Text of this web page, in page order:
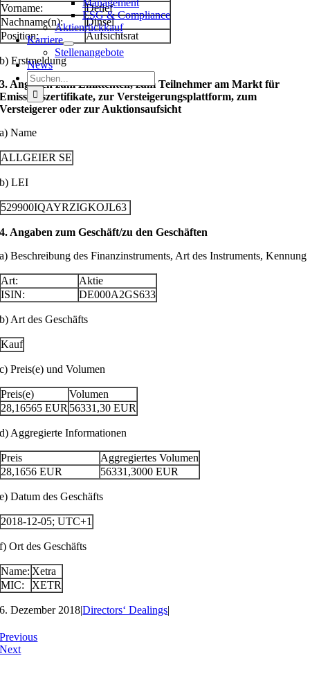
Management
ESG & Compliance
Aktienrückkauf
Karriere
Stellenangebote
News
Suche
nach:
Vorname:
Detlef
Nachname(n):
Dinsel
Position:
Aufsichtsrat
b) Erstmeldung
3. Angaben zum Emittenten, zum Teilnehmer am Markt für
Emissionszertifikate, zur Versteigerungsplattform, zum
Versteigerer oder zur Auktionsaufsicht
a) Name
ALLGEIER SE
b) LEI
529900IQAYRZIGKOJL63
4. Angaben zum Geschäft/zu den Geschäften
a) Beschreibung des Finanzinstruments, Art des Instruments, Kennung
Art:
Aktie
ISIN:
DE000A2GS633
b) Art des Geschäfts
Kauf
c) Preis(e) und Volumen
Preis(e)
Volumen
28,16565 EUR 56331,30 EUR
d) Aggregierte Informationen
Preis
Aggregiertes Volumen
28,1656 EUR 56331,3000 EUR
e) Datum des Geschäfts
2018-12-05; UTC+1
f) Ort des Geschäfts
Name: Xetra
MIC:
XETR
6. Dezember 2018|Directors‘ Dealings|
Previous
Next